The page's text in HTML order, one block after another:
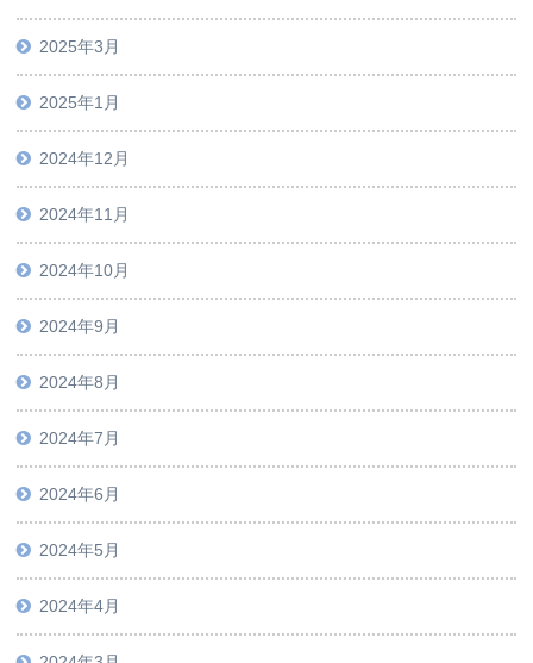
2025年3月
2025年1月
2024年12月
2024年11月
2024年10月
2024年9月
2024年8月
2024年7月
2024年6月
2024年5月
2024年4月